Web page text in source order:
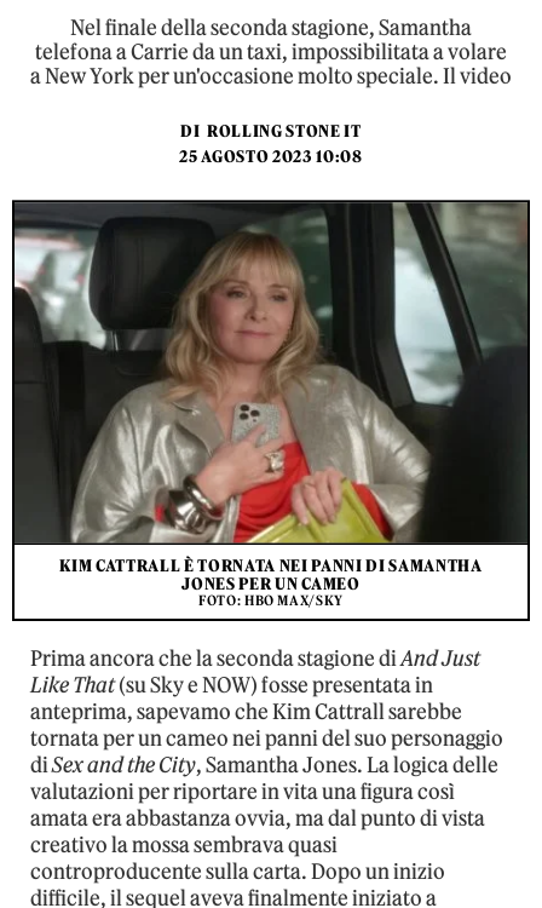
Nel finale della seconda stagione, Samantha
telefona a Carrie da un taxi, impossibilitata a volare
a New York per un'occasione molto speciale. Il video
DI ROLLING STONE IT
25 AGOSTO 2023 10:08
KIM CATTRALL È TORNATA NEI PANNI DI SAMANTHA
JONES PER UN CAMEO
FOTO: HBO MAX/SKY
Prima ancora che la seconda stagione diAnd Just
Like That(su Sky e NOW) fosse presentata in
anteprima, sapevamo che Kim Cattrall sarebbe
tornata per un cameo nei panni del suo personaggio
diSex and the City, Samantha Jones. La logica delle
valutazioni per riportare in vita una figura così
amata era abbastanza ovvia, ma dal punto di vista
creativo la mossa sembrava quasi
controproducente sulla carta. Dopo un inizio
difficile, il sequel aveva finalmente iniziato a